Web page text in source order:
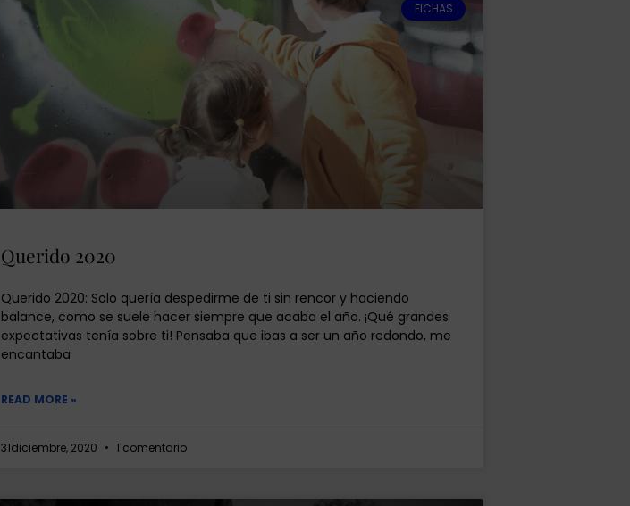
FICHAS
Querido 2020
Querido 2020: Solo quería despedirme de ti sin rencor y haciendo
balance, como se suele hacer siempre que acaba el año. ¡Qué grandes
expectativas tenía sobre ti! Pensaba que ibas a ser un año redondo, me
encantaba
READ MORE »
31diciembre, 2020 1 comentario